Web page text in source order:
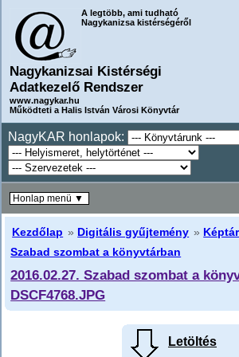
A legtöbb, ami tudható
Nagykanizsa kistérségéről
Nagykanizsai Kistérségi
Adatkezelő Rendszer
www.nagykar.hu
Működteti a Halis István Városi Könyvtár
NagyKAR honlapok:
Kezdőlap » Digitális gyűjtemény » Képtár
Szabad szombat a könyvtárban
2016.02.27. Szabad szombat a
DSCF4768.JPG
Letöltés
Honlap menü ▼